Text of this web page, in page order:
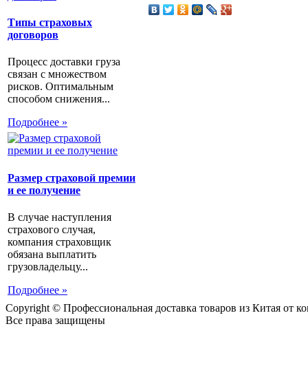
Типы страховых
договоров
Процесс доставки груза
связан с множеством
рисков. Оптимальным
способом снижения...
Подробнее »
Размер страховой премии
и ее получение
В случае наступления
страхового случая,
компания страховщик
обязана выплатить
грузовладельцу...
Подробнее »
Copyright © Профессиональная доставка товаров из Китая от
Все права защищены